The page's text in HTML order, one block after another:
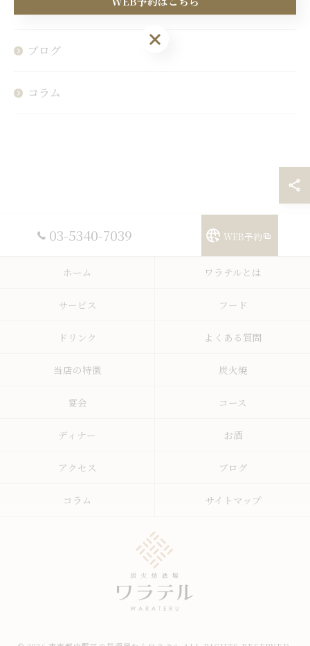
ブログ
コラム
03-5340-7039 WEB予約
ホーム ワラテルとは
サービス フード
ドリンク よくある質問
当店の特徴 炭火焼
宴会 コース
ディナー お酒
アクセス ブログ
コラム サイトマップ